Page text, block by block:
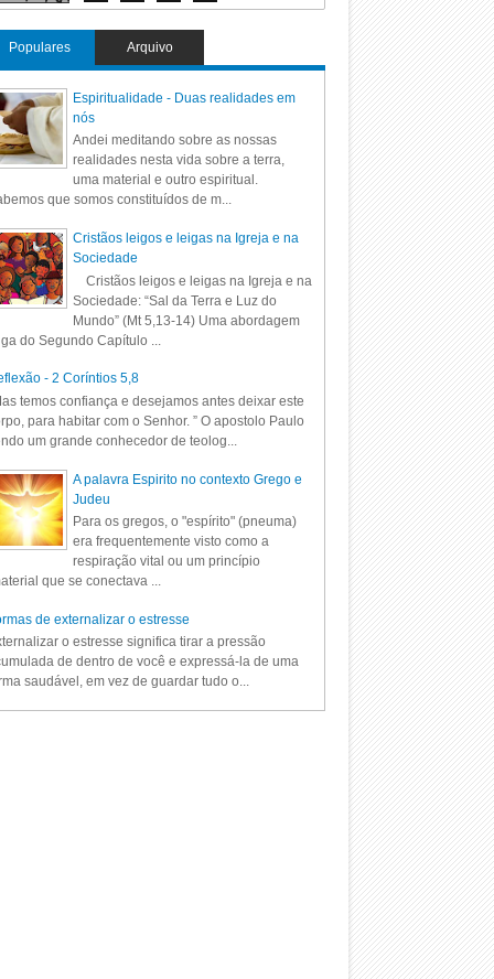
Populares Arquivo
Espiritualidade - Duas realidades em
nós
Andei meditando sobre as nossas
realidades nesta vida sobre a terra,
uma material e outro espiritual.
que somos constituídos de m...
Cristãos leigos e leigas na Igreja e na
Sociedade
Cristãos leigos e leigas na Igreja e na
Sociedade: “Sal da Terra e Luz do
Mundo” (Mt 5,13-14) Uma abordagem
do Segundo Capítulo ...
- 2 Coríntios 5,8
temos confiança e desejamos antes deixar este
para habitar com o Senhor. ” O apostolo Paulo
um grande conhecedor de teolog...
A palavra Espirito no contexto Grego e
Judeu
Para os gregos, o "espírito" (pneuma)
era frequentemente visto como a
respiração vital ou um princípio
que se conectava ...
de externalizar o estresse
o estresse significa tirar a pressão
de dentro de você e expressá-la de uma
saudável, em vez de guardar tudo o...